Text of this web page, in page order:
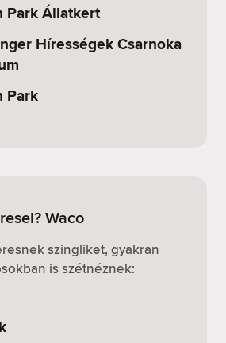
Park Állatkert
Hírességek Csarnoka
Park
Waco
szingliket, gyakran
is szétnéznek: